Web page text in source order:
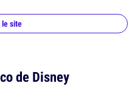
site
de Disney